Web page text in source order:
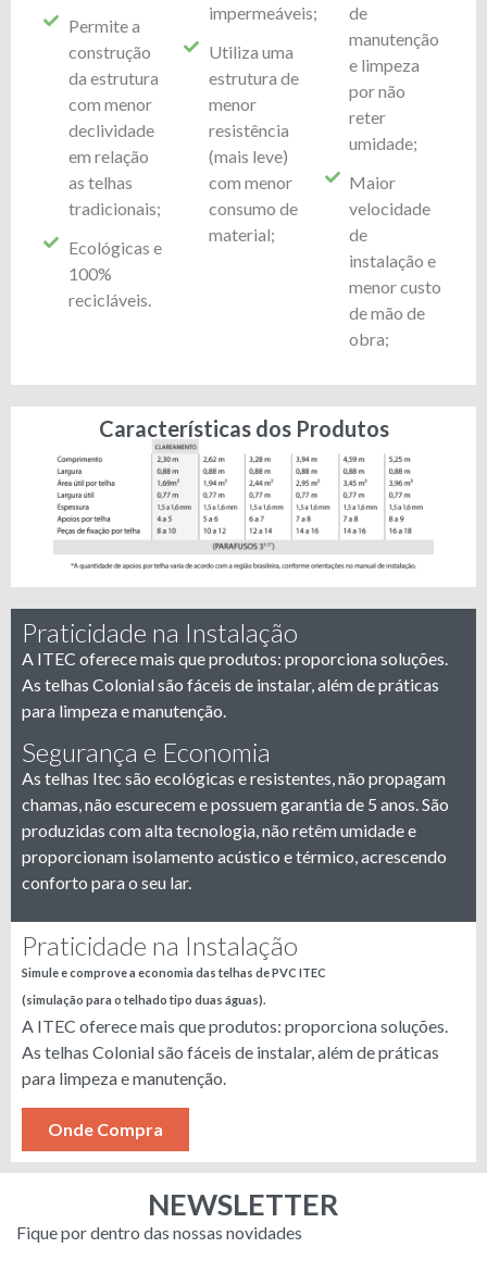
Permite a
construção
da estrutura
com menor
declividade
em relação
as telhas
tradicionais;
Ecológicas e
100%
recicláveis.
impermeáveis;
Utiliza uma
estrutura de
menor
resistência
(mais leve)
com menor
consumo de
material;
de
manutenção
e limpeza
por não
reter
umidade;
Maior
velocidade
de
instalação e
menor custo
de mão de
obra;
Características dos Produtos
Praticidade na Instalação
A ITEC oferece mais que produtos: proporciona soluções.
As telhas Colonial são fáceis de instalar, além de práticas
para limpeza e manutenção.
Segurança e Economia
As telhas Itec são ecológicas e resistentes, não propagam
chamas, não escurecem e possuem garantia de 5 anos. São
produzidas com alta tecnologia, não retêm umidade e
proporcionam isolamento acústico e térmico, acrescendo
conforto para o seu lar.
Praticidade na Instalação
Simule e comprove a economia das telhas de PVC ITEC
(simulação para o telhado tipo duas águas).
A ITEC oferece mais que produtos: proporciona soluções.
As telhas Colonial são fáceis de instalar, além de práticas
para limpeza e manutenção.
Onde Compra
NEWSLETTER
Fique por dentro das nossas novidades